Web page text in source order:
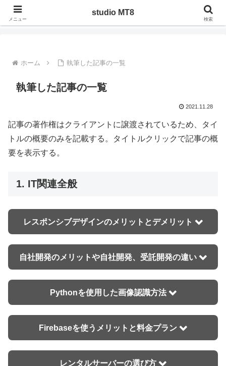
ジャンルを問わず管理人の気になったことや調べたことを、実際にやってみた
ホーム 執筆した記事の一覧
執筆した記事の一覧
2021.11.28
記事の著作権はクライアントに譲渡されているため、タイ
トルの概要のみを記載する。タイトルクリックで記事の概
要を表示する。
1. IT関連全般
レスポンシブデザインのメリットとデメリット
自社開発のメリットや自社開発、受託開発の違い
Pythonを使用した画像認識方法
Firebaseを使うメリットと料金プラン
レンタルサーバーの選び方
メニュー
studio MT8
検索